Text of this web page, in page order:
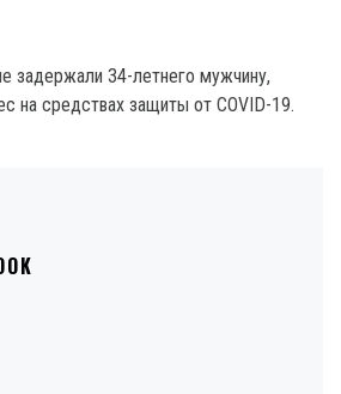
задержали 34-летнего мужчину,
на средствах защиты от COVID-19.